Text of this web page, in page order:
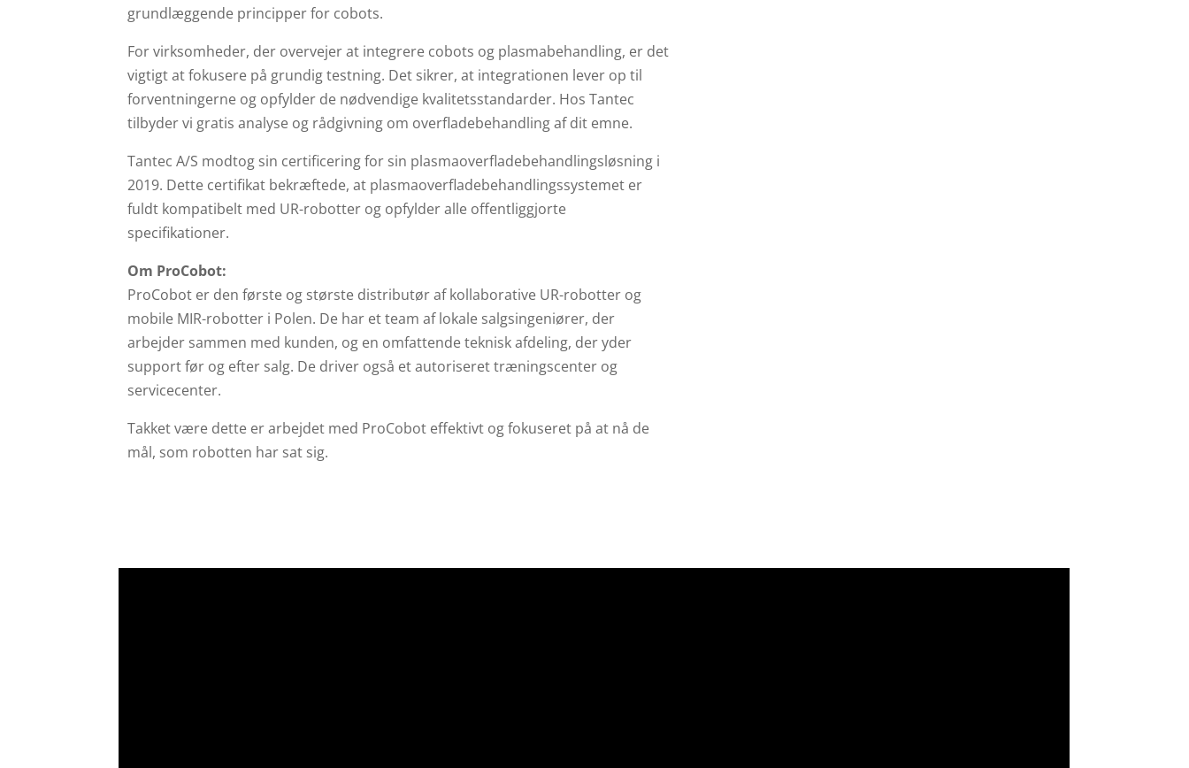
grundlæggende principper for cobots.
For virksomheder, der overvejer at integrere cobots og plasmabehandling, er det
vigtigt at fokusere på grundig testning. Det sikrer, at integrationen lever op til
forventningerne og opfylder de nødvendige kvalitetsstandarder. Hos Tantec
tilbyder vi gratis analyse og rådgivning om overfladebehandling af dit emne.
Tantec A/S modtog sin certificering for sin plasmaoverfladebehandlingsløsning i
2019. Dette certifikat bekræftede, at plasmaoverfladebehandlingssystemet er
fuldt kompatibelt med UR-robotter og opfylder alle offentliggjorte
specifikationer.
Om ProCobot:
ProCobot er den første og største distributør af kollaborative UR-robotter og
mobile MIR-robotter i Polen. De har et team af lokale salgsingeniører, der
arbejder sammen med kunden, og en omfattende teknisk afdeling, der yder
support før og efter salg. De driver også et autoriseret træningscenter og
servicecenter.
Takket være dette er arbejdet med ProCobot effektivt og fokuseret på at nå de
mål, som robotten har sat sig.